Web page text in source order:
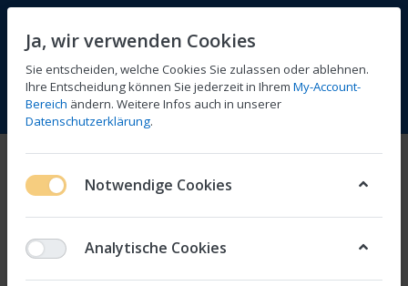
Menü Anmelden Vergleichen Wunschliste
Ja, wir verwenden Cookies
Sie entscheiden, welche Cookies Sie zulassen oder ablehnen.
Ihre Entscheidung können Sie jederzeit in Ihrem My-Account-
Bereich ändern. Weitere Infos auch in unserer
Datenschutzerklärung.
Notwendige Cookies
Analytische Cookies